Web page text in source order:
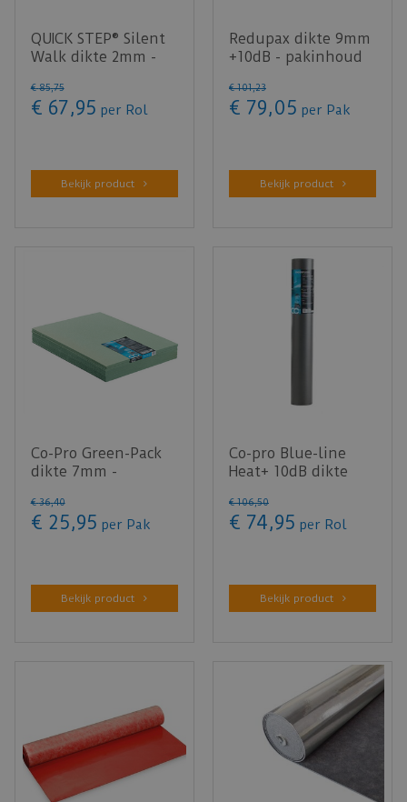
QUICK STEP® Silent
Walk dikte 2mm -
€ 85,75
€ 67,95 per Rol
Bekijk product
Redupax dikte 9mm
+10dB - pakinhoud
€ 101,23
€ 79,05 per Pak
Bekijk product
Co-Pro Green-Pack
dikte 7mm -
€ 36,40
€ 25,95 per Pak
Bekijk product
Co-pro Blue-line
Heat+ 10dB dikte
€ 106,50
€ 74,95 per Rol
Bekijk product